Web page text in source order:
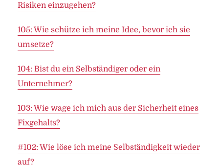
Risiken einzugehen?
105: Wie schütze ich meine Idee, bevor ich sie
umsetze?
104: Bist du ein Selbständiger oder ein
Unternehmer?
103: Wie wage ich mich aus der Sicherheit eines
Fixgehalts?
#102: Wie löse ich meine Selbständigkeit wieder
auf?